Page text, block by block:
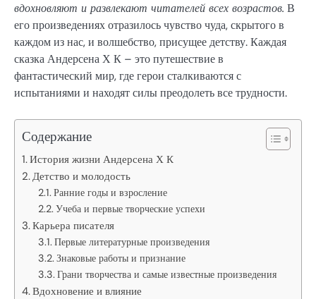
вдохновляют и развлекают читателей всех возрастов. В
его произведениях отразилось чувство чуда, скрытого в
каждом из нас, и волшебство, присущее детству. Каждая
сказка Андерсена Х К – это путешествие в
фантастический мир, где герои сталкиваются с
испытаниями и находят силы преодолеть все трудности.
Содержание
История жизни Андерсена Х К
Детство и молодость
Ранние годы и взросление
Учеба и первые творческие успехи
Карьера писателя
Первые литературные произведения
Знаковые работы и признание
Грани творчества и самые известные произведения
Вдохновение и влияние